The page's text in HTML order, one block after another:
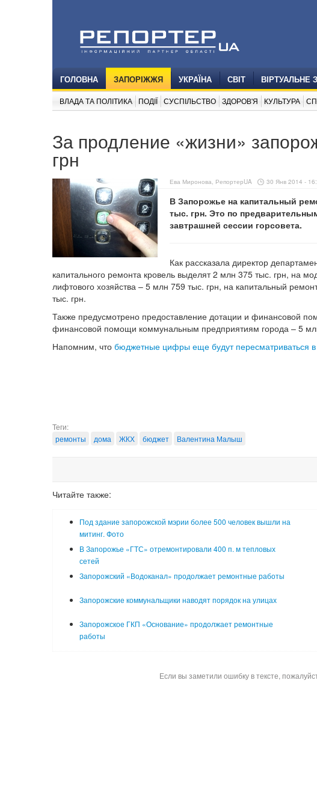
ГОЛОВНА ЗАПОРІЖЖЯ УКРАЇНА СВІТ ВІРТУАЛЬНЕ
ВЛАДА ТА ПОЛІТИКА ПОДІЇ СУСПІЛЬСТВО ЗДОРОВ'Я КУЛЬТУРА
За продление «жизни»
грн
Ева Миронова, РепортерUA 30 Янв 2014 -
В Запорожье на капитальный
тыс. грн. Это по
завтрашней сессии горсовета.
Как рассказала директор
капитального ремонта кровель выделят 2 млн 375 тыс. грн, на
лифтового хозяйства – 5 млн 759 тыс. грн, на капитальный
тыс. грн.
Также предусмотрено предоставление дотации и финансовой
финансовой помощи коммунальным предприятиям города – 5
Напомним, что бюджетные цифры еще будут пересматриваться в
Теги:
ремонты
дома ЖКХ бюджет Валентина Малыш
Читайте также:
Под здание запорожской мэрии более 500 человек вышли на
митинг. Фото
В Запорожье «ГТС» отремонтировали 400 п. м тепловых
сетей
Запорожский «Водоканал» продолжает ремонтные работы
Запорожские коммунальщики наводят порядок на улицах
Запорожское ГКП «Основание» продолжает ремонтные
работы
Если вы заметили ошибку в тексте,